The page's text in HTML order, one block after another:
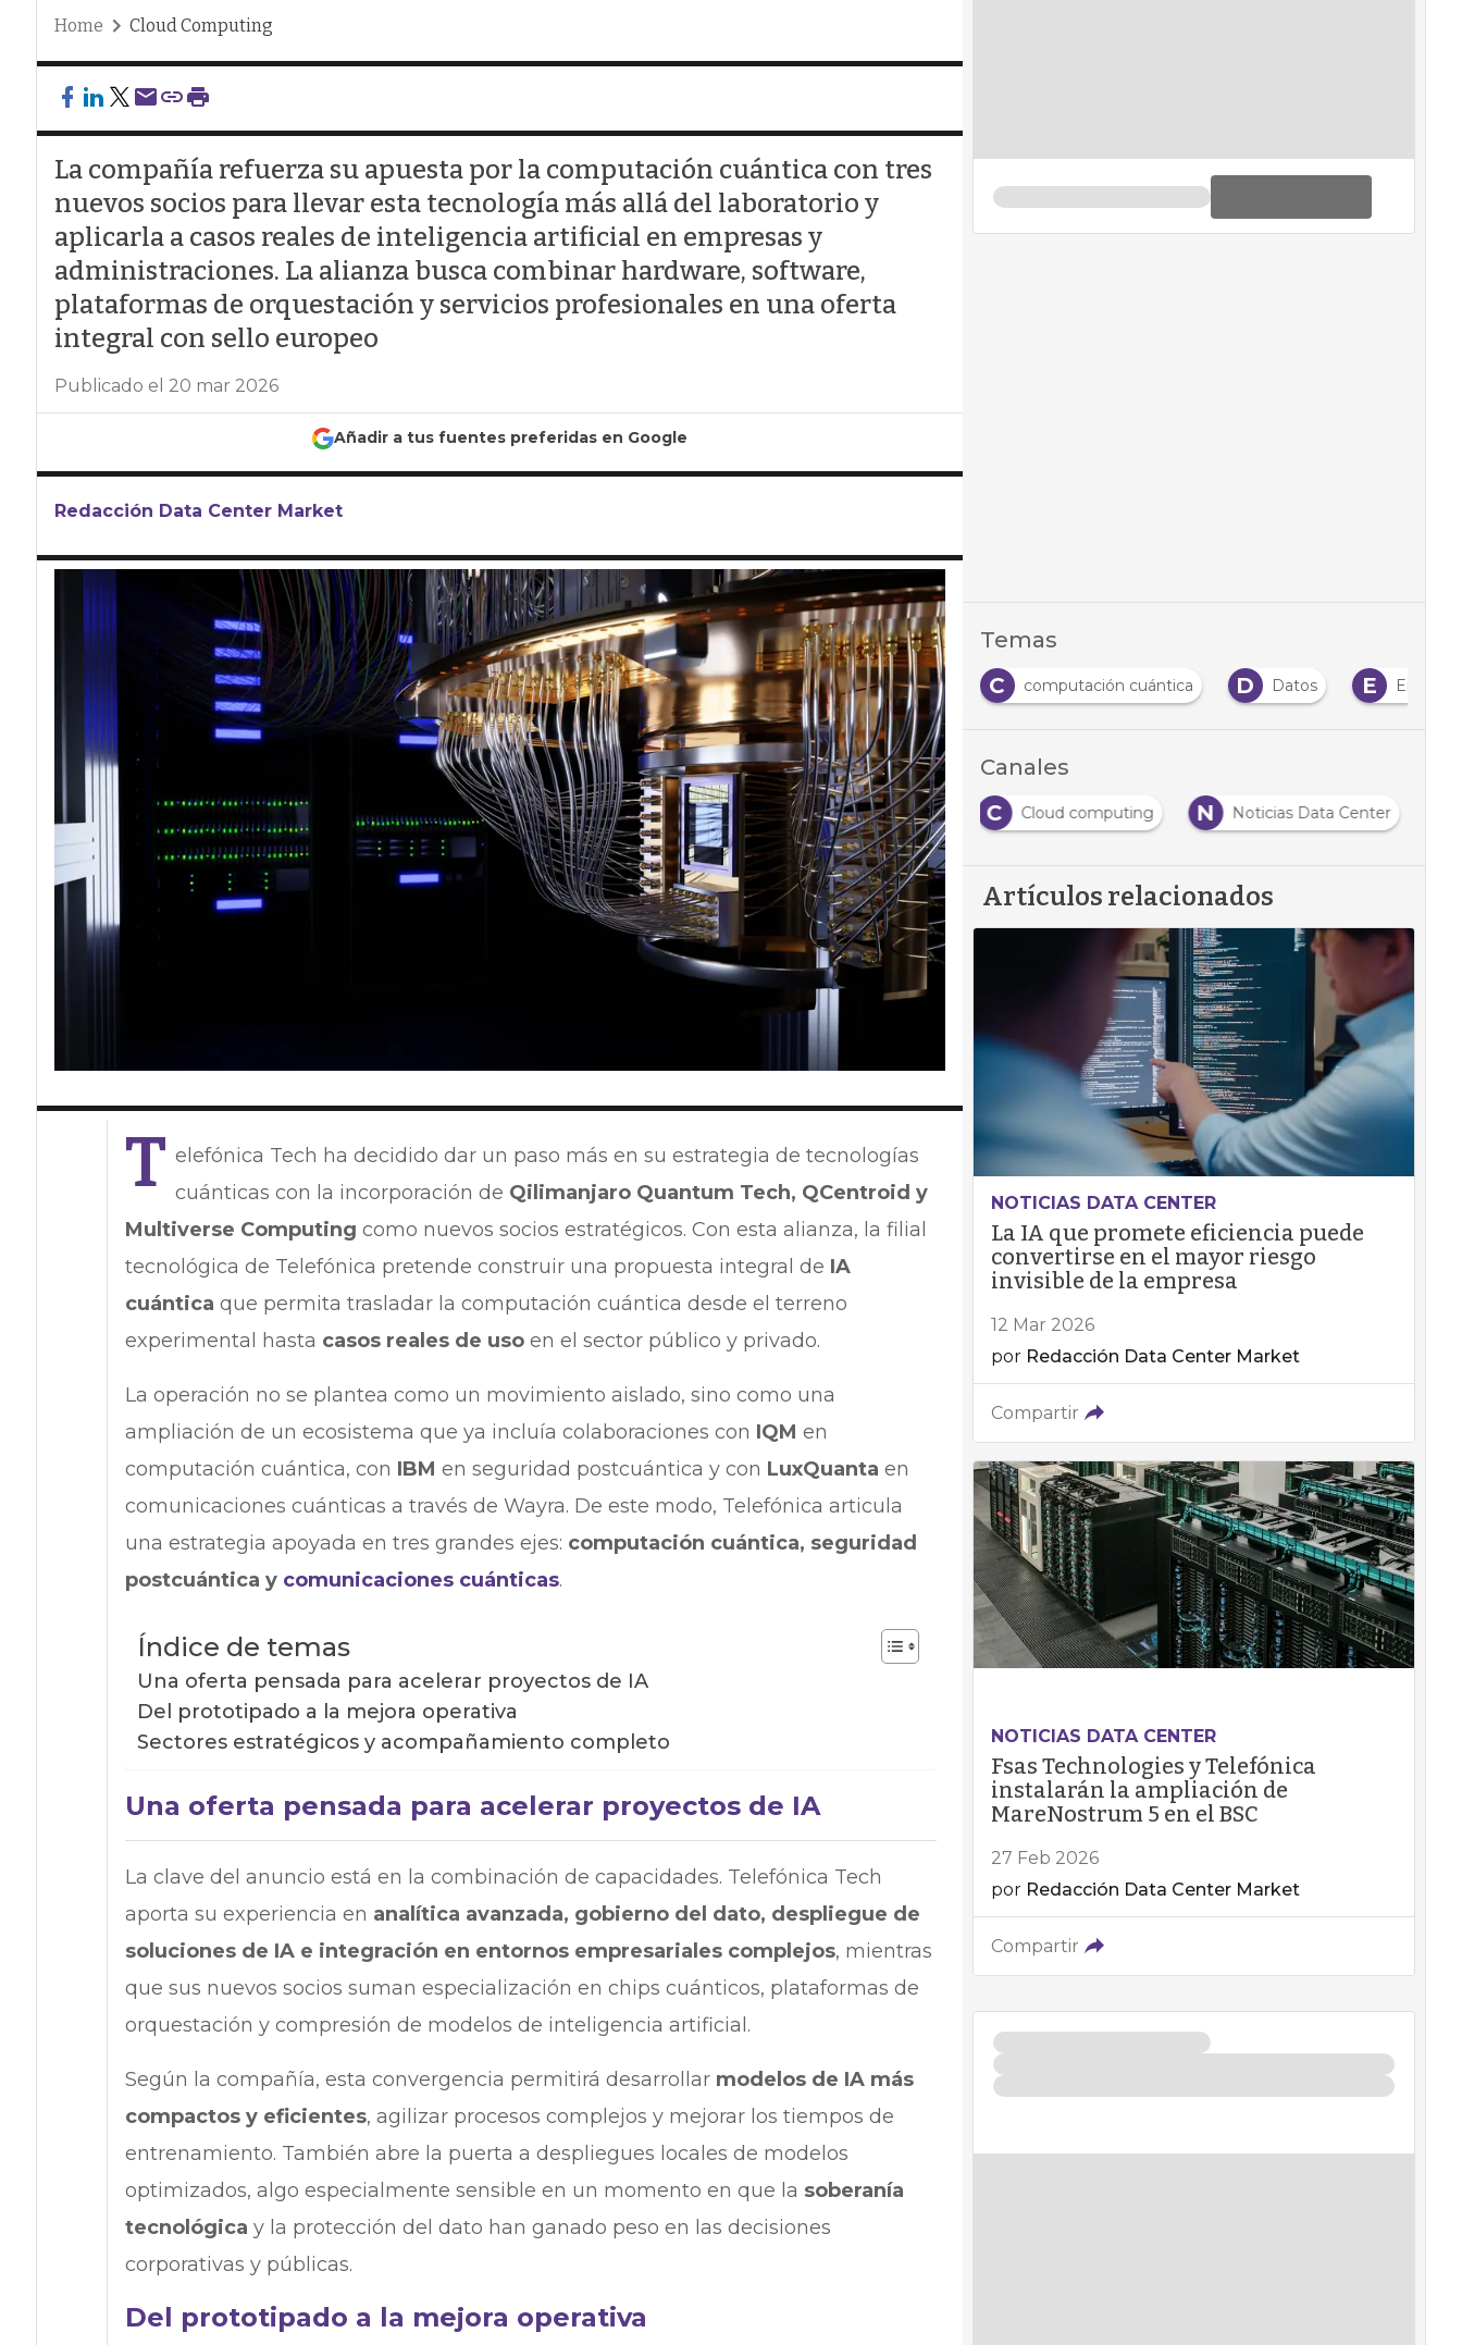
Home Cloud Computing
La compañía refuerza su apuesta por la computación cuántica con tres
nuevos socios para llevar esta tecnología más allá del laboratorio y
aplicarla a casos reales de inteligencia artificial en empresas y
administraciones. La alianza busca combinar hardware, software,
plataformas de orquestación y servicios profesionales en una oferta
integral con sello europeo
Publicado el 20 mar 2026
Añadir a tus fuentes preferidas en Google
Redacción Data Center Market
T elefónica Tech ha decidido dar un paso más en su estrategia de tecnologías
cuánticas con la incorporación de Qilimanjaro Quantum Tech, QCentroid y
Multiverse Computing como nuevos socios estratégicos. Con esta alianza, la filial
tecnológica de Telefónica pretende construir una propuesta integral de IA
cuántica que permita trasladar la computación cuántica desde el terreno
experimental hasta casos reales de usoen el sector público y privado.
La operación no se plantea como un movimiento aislado, sino como una
ampliación de un ecosistema que ya incluía colaboraciones con IQM en
computación cuántica, con IBM en seguridad postcuántica y con LuxQuanta en
comunicaciones cuánticas a través de Wayra. De este modo, Telefónica articula
una estrategia apoyada en tres grandes ejes: computación cuántica, seguridad
postcuántica y comunicaciones cuánticas.
Índice de temas
Una oferta pensada para acelerar proyectos de IA
Del prototipado a la mejora operativa
Sectores estratégicos y acompañamiento completo
Una oferta pensada para acelerar proyectos de IA
La clave del anuncio está en la combinación de capacidades. Telefónica Tech
aporta su experiencia en analítica avanzada, gobierno del dato, despliegue de
soluciones de IA e integración en entornos empresariales complejos, mientras
que sus nuevos socios suman especialización en chips cuánticos, plataformas de
orquestación y compresión de modelos de inteligencia artificial.
Según la compañía, esta convergencia permitirá desarrollar modelos de IA más
compactos y eficientes, agilizar procesos complejos y mejorar los tiempos de
entrenamiento. También abre la puerta a despliegues locales de modelos
optimizados, algo especialmente sensible en un momento en que la soberanía
tecnológica y la protección del dato han ganado peso en las decisiones
corporativas y públicas.
Del prototipado a la mejora operativa
Temas
C
Cloud C computación cuántica D Datos E
Canales
C
Cloud computing N Noticias Data Center
Artículos relacionados
NOTICIAS DATA CENTER
La IA que promete eficiencia puede
convertirse en el mayor riesgo
invisible de la empresa
12 Mar 2026
por Redacción Data Center Market
Compartir
NOTICIAS DATA CENTER
Fsas Technologies y Telefónica
instalarán la ampliación de
MareNostrum 5 en el BSC
27 Feb 2026
por Redacción Data Center Market
Compartir